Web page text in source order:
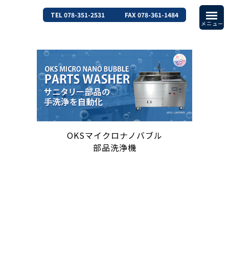
TEL 078-351-2531 FAX 078-361-1484
OKSマイクロナノバブル
部品洗浄機